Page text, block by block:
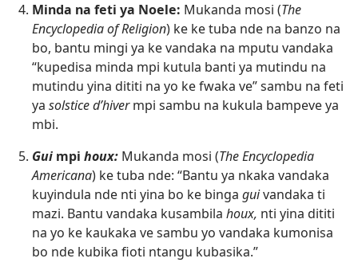
Minda na feti ya Noele: Mukanda mosi (The
Encyclopedia of Religion) ke ke tuba nde na banzo na
bo, bantu mingi ya ke vandaka na mputu vandaka
“kupedisa minda mpi kutula banti ya mutindu na
mutindu yina dititi na yo ke fwaka ve” sambu na feti
ya solstice d’hivermpi sambu na kukula bampeve ya
mbi.
Gui mpi houx: Mukanda mosi (The Encyclopedia
Americana) ke tuba nde: “Bantu ya nkaka vandaka
kuyindula nde nti yina bo ke binga guivandaka ti
mazi. Bantu vandaka kusambila houx, nti yina dititi
na yo ke kaukaka ve sambu yo vandaka kumonisa
bo nde kubika fioti ntangu kubasika.”